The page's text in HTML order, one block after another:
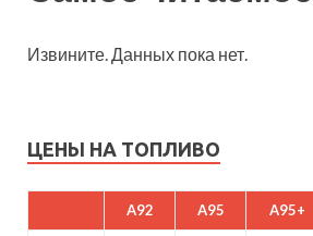
Извините. Данных пока нет.
ЦЕНЫ НА ТОПЛИВО
A92 A95 A95+